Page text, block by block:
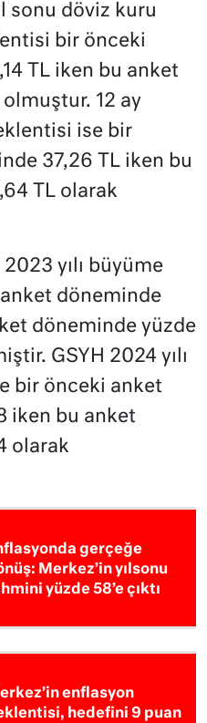
sonu döviz kuru
bir önceki
TL iken bu anket
12 ay
ise bir
37,26 TL iken bu
TL olarak
2023 yılı büyüme
döneminde
döneminde yüzde
GSYH 2024 yılı
bir önceki anket
iken bu anket
olarak
gerçeğe
Merkez’in yılsonu
yüzde 58’e çıktı
enflasyon
hedefini 9 puan